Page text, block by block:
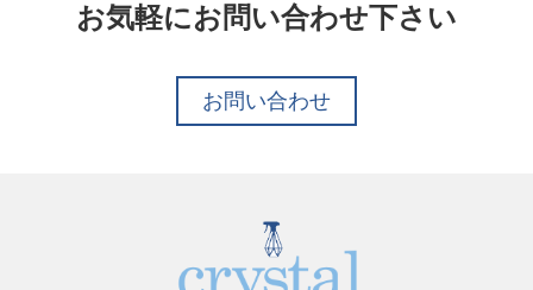
お気軽にお問い合わせ下さい
お問い合わせ